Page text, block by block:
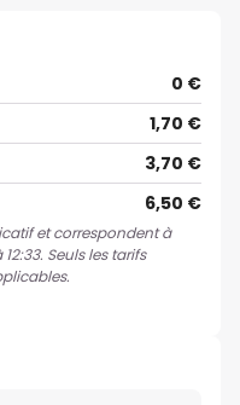
0 €
1,70 €
3,70 €
6,50 €
et correspondent à
Seuls les tarifs